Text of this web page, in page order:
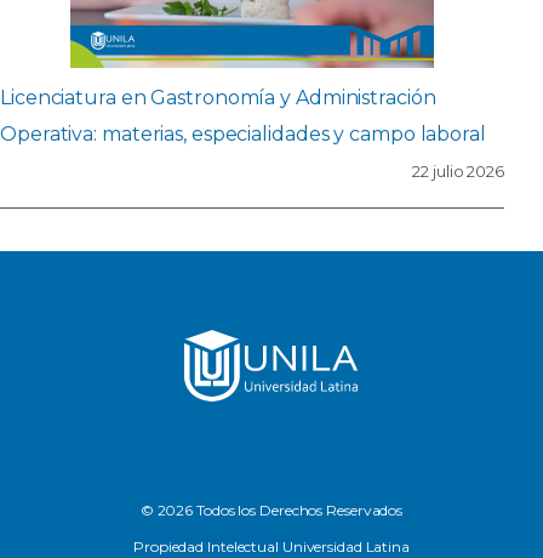
Licenciatura en Gastronomía y Administración
Operativa: materias, especialidades y campo laboral
22 julio 2026
© 2026 Todos los Derechos Reservados
Propiedad Intelectual Universidad Latina